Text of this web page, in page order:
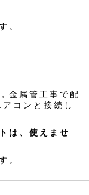
。
金属管工事で配
コンと接続し
は、使えませ
。